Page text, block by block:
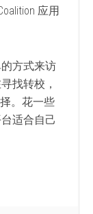
应用
方式来访
找转校，
。花一些
适合自己